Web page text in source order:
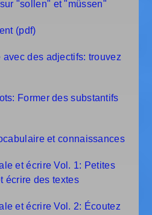
"sollen" et "müssen"
(pdf)
des adjectifs: trouvez
Former des substantifs
et connaissances
et écrire Vol. 1: Petites
écrire des textes
et écrire Vol. 2: Écoutez